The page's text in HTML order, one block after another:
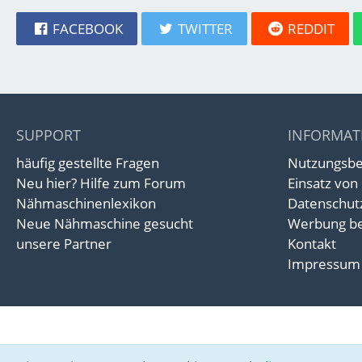
FACEBOOK TWITTER REDDIT
SUPPORT
häufig gestellte Fragen
Neu hier? Hilfe zum Forum
Nähmaschinenlexikon
Neue Nähmaschine gesucht
unsere Partner
Einsatz
Werbung
Kontakt
Impressum